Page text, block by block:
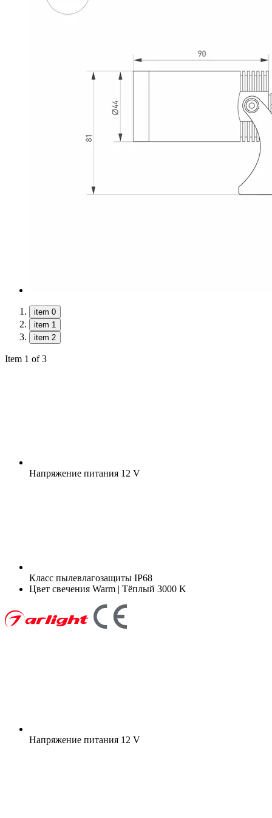
item 0
item 1
item 2
Item 1 of 3
Напряжение питания 12 V
Класс пылевлагозащиты IP68
Цвет свечения Warm | Тёплый 3000 K
Напряжение питания 12 V